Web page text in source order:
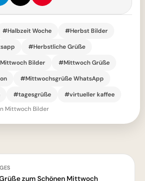
#Halbzeit Woche
#Herbst Bilder
#Herbstliche Grüße
Bilder
#Mittwoch Grüße
#Mittwochsgrüße WhatsApp
#tagesgrüße
#virtueller kaffee
Mittwoch Bilder
zum Schönen Mittwoch